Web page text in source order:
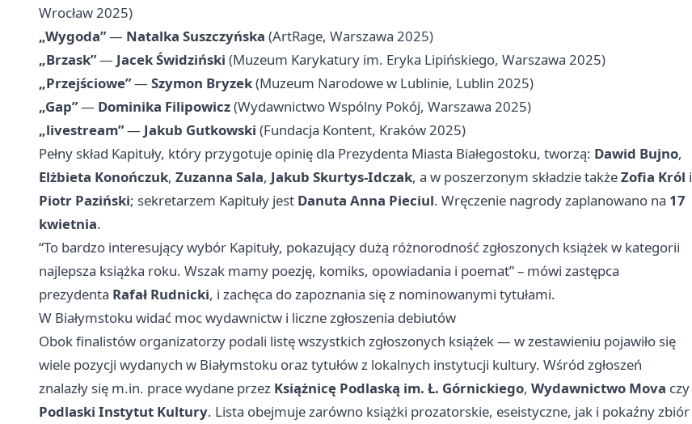
Wrocław2025)
„Wygoda”— Natalka Suszczyńska (ArtRage, Warszawa 2025)
„Brzask”— Jacek Świdziński (Muzeum Karykatury im. Eryka Lipińskiego, Warszawa 2025)
„Przejściowe”— Szymon Bryzek(Muzeum Narodowe w Lublinie, Lublin 2025)
„Gap”— Dominika Filipowicz(Wydawnictwo Wspólny Pokój, Warszawa 2025)
„livestream”— Jakub Gutkowski (Fundacja Kontent, Kraków 2025)
Pełny skład Kapituły, który przygotuje opinię dla Prezydenta Miasta Białegostoku, tworzą: Dawid Bujno,
Elżbieta Konończuk, Zuzanna Sala, Jakub Skurtys-Idczak, a w poszerzonym składzie takżeZofia Król i
Piotr Paziński; sekretarzem Kapituły jest Danuta Anna Pieciul. Wręczenie nagrody zaplanowano na 17
kwietnia.
“To bardzo interesujący wybór Kapituły, pokazujący dużą różnorodność zgłoszonych książek w kategorii
najlepsza książka roku. Wszak mamy poezję, komiks, opowiadania i poemat” – mówi zastępca
prezydenta Rafał Rudnicki, i zachęca do zapoznania się z nominowanymi tytułami.
W Białymstoku widać moc wydawnictw i liczne zgłoszenia debiutów
Obok finalistów organizatorzy podali listę wszystkich zgłoszonych książek — w zestawieniu pojawiło się
wiele pozycji wydanych w Białymstoku oraz tytułów z lokalnych instytucji kultury. Wśród zgłoszeń
znalazły się m.in. prace wydane przez Książnicę Podlaską im. Ł. Górnickiego, Wydawnictwo Mova czy
Podlaski Instytut Kultury. Lista obejmuje zarówno książki prozatorskie, eseistyczne, jak i pokaźny zbiór